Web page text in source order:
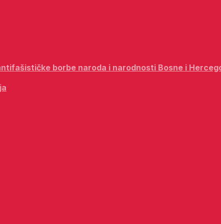
borbe naroda i narodnosti Bosne i